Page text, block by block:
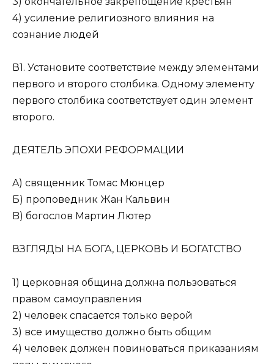
4) усиление религиозного влияния на
сознание людей
В1. Установите соответствие между элементами
первого и второго столбика. Одному элементу
первого столбика соответствует один элемент
второго.
ДЕЯТЕЛЬ ЭПОХИ РЕФОРМАЦИИ
A) священник Томас Мюнцер
Б) проповедник Жан Кальвин
B) богослов Мартин Лютер
ВЗГЛЯДЫ НА БОГА, ЦЕРКОВЬ И БОГАТСТВО
1) церковная община должна пользоваться
правом самоуправления
2) человек спасается только верой
3) все имущество должно быть общим
4) человек должен повиноваться приказаниям